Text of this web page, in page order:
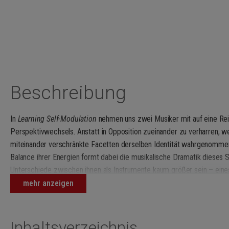
Beschreibung
In Learning Self-Modulation nehmen uns zwei Musiker mit auf eine
Perspektivwechsels. Anstatt in Opposition zueinander zu verharren,
miteinander verschränkte Facetten derselben Identität
Balance ihrer Energien formt dabei die musikalische Dramatik dieses
Unterschiede zwischen ihnen als Instrumente kaum größer sein –
groß, ganz zu schweigen von den unterschiedlichen Spielweisen und
verschiedenartigen Interaktionen und ihrem Streben nach Einheit
wahrnehmen können, sind die musikalischen Materialien aus derselben
mehr anzeigen